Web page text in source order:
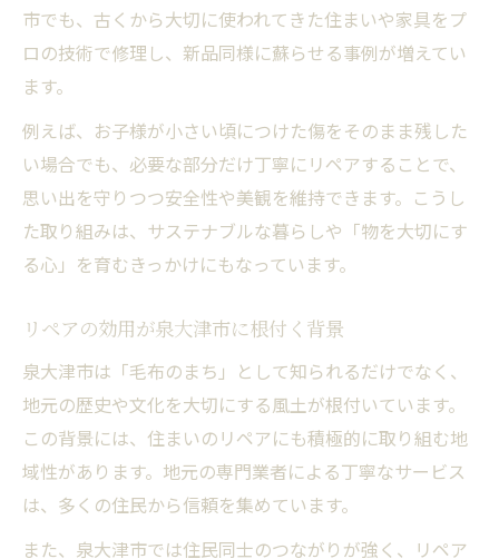
市でも、古くから大切に使われてきた住まいや家具をプ
ロの技術で修理し、新品同様に蘇らせる事例が増えてい
ます。
例えば、お子様が小さい頃につけた傷をそのまま残した
い場合でも、必要な部分だけ丁寧にリペアすることで、
思い出を守りつつ安全性や美観を維持できます。こうし
た取り組みは、サステナブルな暮らしや「物を大切にす
る心」を育むきっかけにもなっています。
リペアの効用が泉大津市に根付く背景
泉大津市は「毛布のまち」として知られるだけでなく、
地元の歴史や文化を大切にする風土が根付いています。
この背景には、住まいのリペアにも積極的に取り組む地
域性があります。地元の専門業者による丁寧なサービス
は、多くの住民から信頼を集めています。
また、泉大津市では住民同士のつながりが強く、リペア